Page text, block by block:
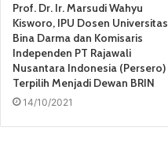
Prof. Dr. Ir. Marsudi Wahyu
Kisworo, IPU Dosen Universitas
Bina Darma dan Komisaris
Independen PT Rajawali
Nusantara Indonesia (Persero)
Terpilih Menjadi Dewan BRIN
14/10/2021